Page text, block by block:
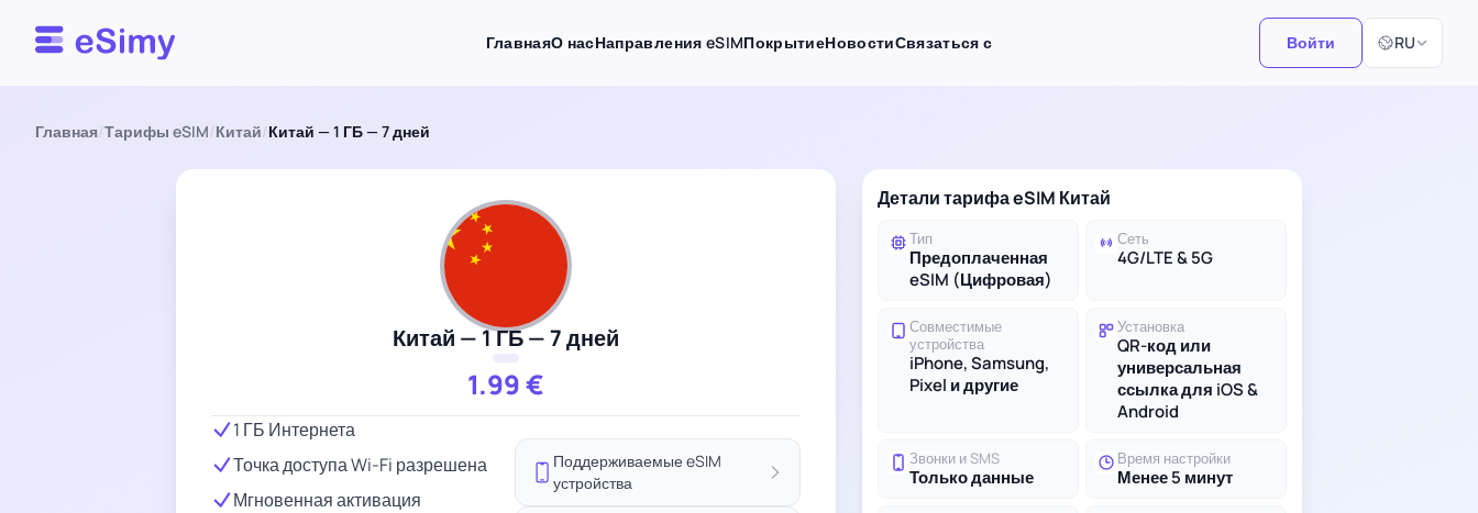
Esimy ГлавнаяО насНаправления eSIMПокрытиеНовостиСвязаться с Войти RU
Выберите
Главная/Тарифы eSIM/Китай/Китай — 1 ГБ — 7 дней
Китай — 1 ГБ — 7 дней
1.99€
1 ГБ Интернета
Точка доступа Wi-Fi разрешена
Мгновенная активация
Поддерживаемые eSIM
устройства
Детали тарифа eSIM Китай
Тип
Предоплаченная
eSIM (Цифровая)
Сеть
4G/LTE & 5G
Совместимые
устройства
iPhone, Samsung,
Pixel и другие
Установка
QR-код или
универсальная
ссылка для iOS &
Android
Звонки и SMS
Только данные
Время настройки
Менее 5 минут